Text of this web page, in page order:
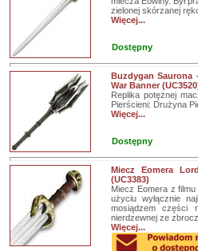
zielonej skórzanej
Więcej...
Dostępny
Buzdygan Saurona
War Banner
Replika potężnej
Pierścieni: Drużyna
Więcej...
Dostępny
Miecz Eomera
(UC3383)
Miecz Eomera z
użyciu wyłącznie
mosiądzem części
nierdzewnej ze
Więcej...